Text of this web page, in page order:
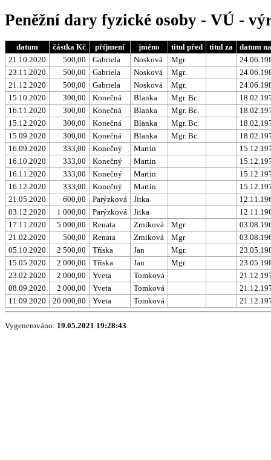
Peněžní dary fyzické osoby - VÚ -
datum částka Kč příjmení jméno titul před titul za
datum
21.10.2020
500,00 Gabriela Nosková Mgr.
23.11.2020
500,00 Gabriela Nosková Mgr.
21.12.2020
500,00 Gabriela Nosková Mgr.
15.10.2020
300,00 Konečná Blanka Mgr. Bc.
16.11.2020
300,00 Konečná Blanka Mgr. Bc.
15.12.2020
300,00 Konečná Blanka Mgr. Bc.
15.09.2020
300,00 Konečná Blanka Mgr. Bc.
16.09.2020
333,00 Konečný Martin
16.10.2020
333,00 Konečný Martin
16.11.2020
333,00 Konečný Martin
16.12.2020
333,00 Konečný Martin
21.05.2020
600,00 Parýzková Jitka
03.12.2020
1 000,00 Parýzková Jitka
17.11.2020
5 000,00 Renata Zrníková Mgr
21.02.2020
500,00 Renata Zrníková Mgr
05.10.2020
2 500,00 Tříska Jan Mgr.
15.05.2020
2 000,00 Tříska Jan Mgr.
23.02.2020
2 000,00 Yveta Tomková
08.09.2020
2 000,00 Yveta Tomková
11.09.2020
20 000,00 Yveta Tomková
Vygenerováno: 19.05.2021 19:28:43